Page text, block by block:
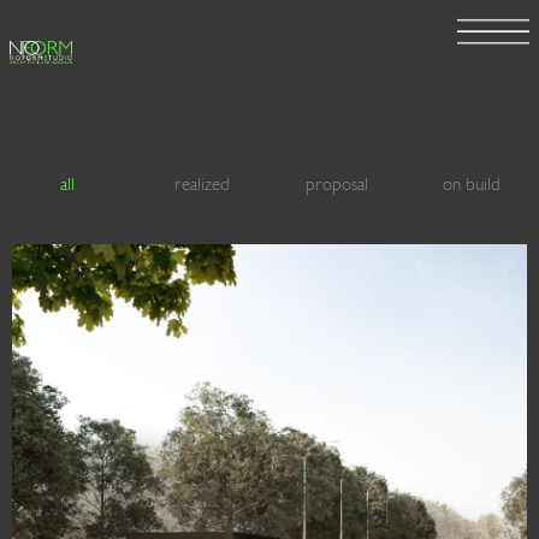
all realized proposal on build